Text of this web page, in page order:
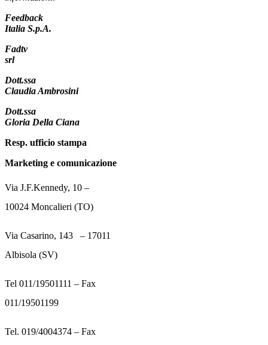
Feedback
Italia S.p.A.
Fadtv
srl
Dott.ssa
Claudia Ambrosini
Dott.ssa
Gloria Della Ciana
Resp. ufficio stampa
Marketing e comunicazione
Via J.F.Kennedy, 10 –
10024 Moncalieri (TO)
Via Casarino, 143 – 17011
Albisola (SV)
Tel 011/19501111 – Fax
011/19501199
Tel. 019/4004374 – Fax